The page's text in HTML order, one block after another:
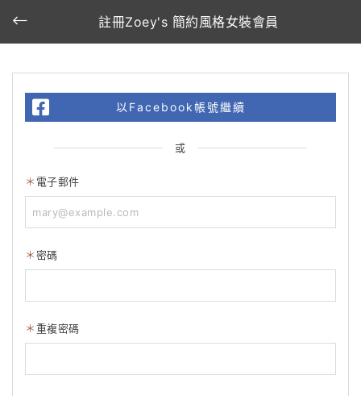
註冊Zoey's 簡約風格女裝會員
以Facebook帳號繼續
或
電子郵件
密碼
重複密碼